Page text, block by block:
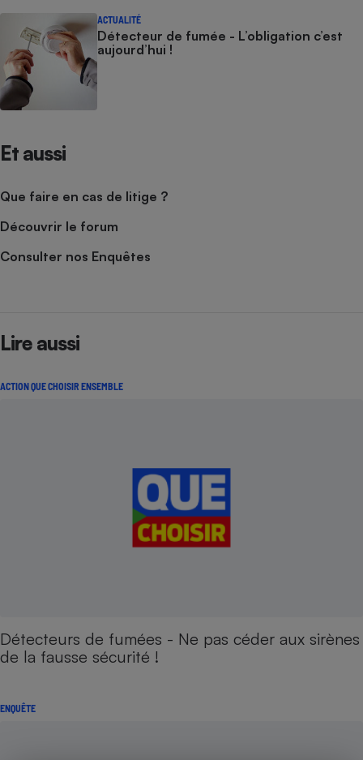
ACTUALITÉ
Détecteur de fumée - L’obligation c’est
aujourd’hui !
Et aussi
Que faire en cas de litige ?
Découvrir le forum
Consulter nos Enquêtes
Lire aussi
ACTION QUE CHOISIR ENSEMBLE
Détecteurs de fumées - Ne pas céder aux sirènes
de la fausse sécurité !
ENQUÊTE